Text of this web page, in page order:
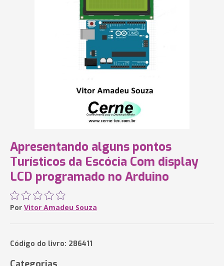
Apresentando alguns pontos
Turísticos da Escócia Com display
LCD programado no Arduino
Por Vitor Amadeu Souza
Código do livro: 286411